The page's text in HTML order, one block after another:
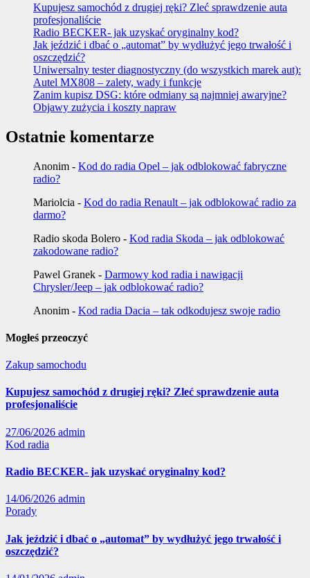
Kupujesz samochód z drugiej ręki? Zleć sprawdzenie auta
profesjonaliście
Radio BECKER- jak uzyskać oryginalny kod?
Jak jeździć i dbać o „automat” by wydłużyć jego trwałość i
oszczędzić?
Uniwersalny tester diagnostyczny (do wszystkich marek aut):
Autel MX808 – zalety, wady i funkcje
Zanim kupisz DSG: które odmiany są najmniej awaryjne?
Objawy zużycia i koszty napraw
Ostatnie komentarze
Anonim - Kod do radia Opel – jak odblokować fabryczne
radio?
Mariolcia - Kod do radia Renault – jak odblokować radio za
darmo?
Radio skoda Bolero - Kod radia Skoda – jak odblokować
zakodowane radio?
Pawel Granek - Darmowy kod radia i nawigacji
Chrysler/Jeep – jak odblokować radio?
Anonim - Kod radia Dacia – tak odkodujesz swoje radio
Mogłeś przeoczyć
Zakup samochodu
Kupujesz samochód z drugiej ręki? Zleć sprawdzenie auta
profesjonaliście
27/06/2026 admin
Kod radia
Radio BECKER- jak uzyskać oryginalny kod?
14/06/2026 admin
Porady
Jak jeździć i dbać o „automat” by wydłużyć jego trwałość i
oszczędzić?